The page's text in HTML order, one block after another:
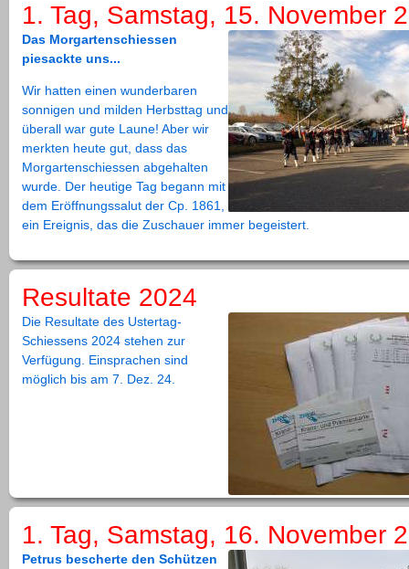
1. Tag, Samstag, 15. November
Das Morgartenschiessen
piesackte uns...
Wir hatten einen wunderbaren
sonnigen und milden Herbsttag und
überall war gute Laune! Aber wir
merkten heute gut, dass das
Morgartenschiessen abgehalten
wurde. Der heutige Tag begann mit
dem Eröffnungssalut der Cp. 1861,
ein Ereignis, das die Zuschauer immer begeistert.
Resultate 2024
Die Resultate des Ustertag-
Schiessens 2024 stehen zur
Verfügung. Einsprachen sind
möglich bis am 7. Dez. 24.
1. Tag, Samstag, 16. November
Petrus bescherte den Schützen